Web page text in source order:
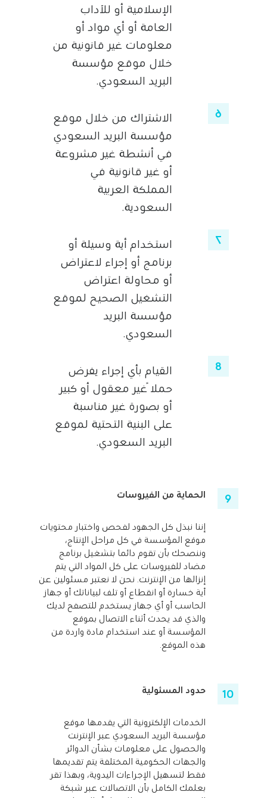
الإسلامية أو للآداب
العامة أو أي مواد أو
معلومات غير قانونية من
خلال موقع مؤسسة
البريد السعودي.
الاشتراك من خلال موقع
مؤسسة البريد السعودي
في أنشطة غير مشروعة
أو غير قانونية في
المملكة العربية
السعودية.
استخدام أية وسيلة أو
برنامج أو إجراء لاعتراض
أو محاولة اعتراض
التشغيل الصحيح لموقع
مؤسسة البريد
السعودي.
القيام بأي إجراء يفرض
حملاً غير معقول أو كبير
أو بصورة غير مناسبة
على البنية التحتية لموقع
البريد السعودي.
الحماية من الفيروسات
إننا نبذل كل الجهود لفحص واختبار محتويات
موقع المؤسسة في كل مراحل الإنتاج،
وننصحك بأن تقوم دائما بتشغيل برنامج
مضاد للفيروسات على كل المواد التي يتم
إنزالها من الإنترنت. نحن لا نعتبر مسئولين عن
أية خسارة أو انقطاع أو تلف لبياناتك أو جهاز
الحاسب أو أي جهاز يستخدم للتصفح لديك
والذي قد يحدث أثناء الاتصال بموقع
المؤسسة أو عند استخدام مادة واردة من
هذه الموقع.
حدود المسئولية
الخدمات الإلكترونية التي يقدمها موقع
مؤسسة البريد السعودي عبر الإنترنت
والحصول على معلومات بشأن الدوائر
والجهات الحكومية المختلفة يتم تقديمها
فقط لتسهيل الإجراءات اليدوية، وبهذا تقر
بعلمك الكامل بأن الاتصالات عبر شبكة